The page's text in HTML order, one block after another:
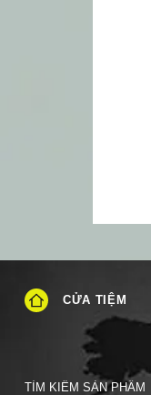
CỬA TIỆM
TÌM KIẾM SẢN PHẨM